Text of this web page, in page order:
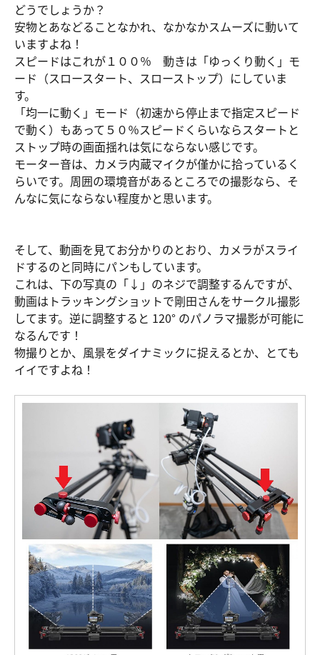
どうでしょうか？
安物とあなどることなかれ、なかなかスムーズに動いて
いますよね！
スピードはこれが１００％ 動きは「ゆっくり動く」モ
ード（スロースタート、スローストップ）にしていま
す。
「均一に動く」モード（初速から停止まで指定スピード
で動く）もあって５０％スピードくらいならスタートと
ストップ時の画面揺れは気にならない感じです。
モーター音は、カメラ内蔵マイクが僅かに拾っているく
らいです。周囲の環境音があるところでの撮影なら、そ
んなに気にならない程度かと思います。
そして、動画を見てお分かりのとおり、カメラがスライ
ドするのと同時にパンもしています。
これは、下の写真の「↓」のネジで調整するんですが、
動画はトラッキングショットで剛田さんをサークル撮影
してます。逆に調整すると 120° のパノラマ撮影が可能に
なるんです！
物撮りとか、風景をダイナミックに捉えるとか、とても
イイですよね！